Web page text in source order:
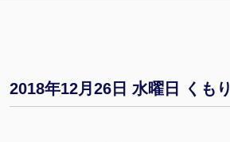
2018年12月26日 水曜日 くもり